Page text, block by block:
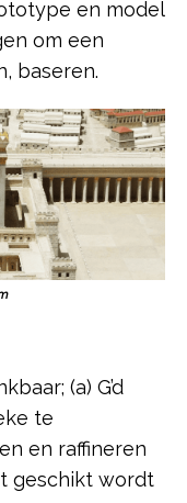
en model
om een
baseren.
(a) G’d
te
en raffineren
geschikt wordt